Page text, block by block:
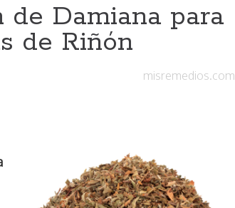
Damiana para
de Riñón
misremedios.com